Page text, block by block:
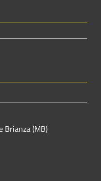
Brianza (MB)